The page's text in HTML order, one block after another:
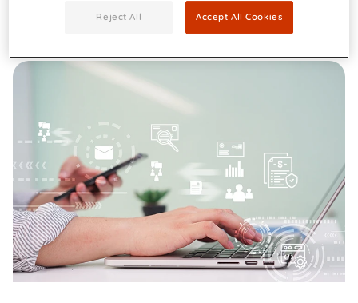
Reject All Accept All Cookies